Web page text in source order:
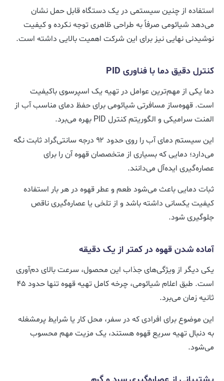
استفاده از چنین سیستمی در یک دستگاه قابل حمل نشان
می‌دهد شیائومی صرفاً به طراحی ظاهری توجه نکرده و کیفیت
نوشیدنی نهایی نیز برای این شرکت اهمیت بالایی داشته است.
کنترل دقیق دما با فناوری PID
دما یکی از مهم‌ترین عوامل در تهیه یک اسپرسوی باکیفیت
است. قهوه‌ساز مسافرتی شیائومی برای حفظ دمای مناسب آب از
المنت سرامیکی و الگوریتم کنترل PID بهره می‌برد.
این سیستم دمای آب را روی حدود ۹۲ درجه سانتی‌گراد ثابت نگه
می‌دارد؛ دمایی که بسیاری از متخصصان قهوه آن را برای
عصاره‌گیری ایده‌آل می‌دانند.
ثبات دمایی باعث می‌شود طعم و عطر قهوه در هر بار استفاده
کیفیت یکسانی داشته باشد و از تلخی یا عصاره‌گیری ناقص
جلوگیری شود.
آماده شدن قهوه در کمتر از یک دقیقه
یکی دیگر از ویژگی‌های جذاب این محصول، سرعت بالای دم‌آوری
است. طبق اعلام شیائومی، چرخه کامل تهیه قهوه تنها حدود ۴۵
ثانیه زمان می‌برد.
این موضوع برای افرادی که در سفر، محل کار یا شرایط پرمشغله
به دنبال تهیه سریع قهوه هستند، یک مزیت مهم محسوب
می‌شود.